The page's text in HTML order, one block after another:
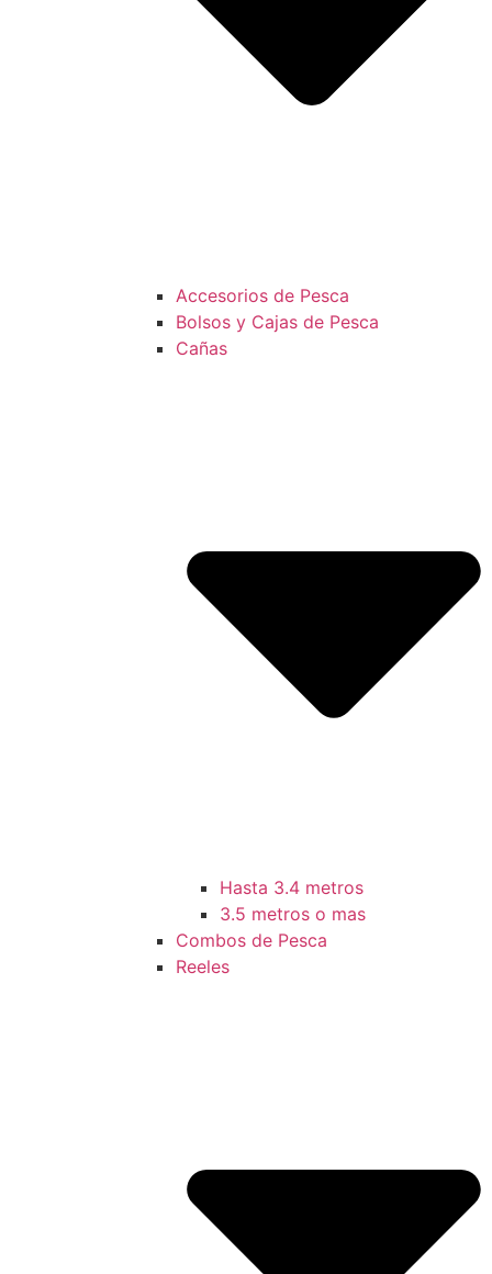
Accesorios de Pesca
Bolsos y Cajas de Pesca
Cañas
Hasta 3.4 metros
3.5 metros o mas
Combos de Pesca
Reeles